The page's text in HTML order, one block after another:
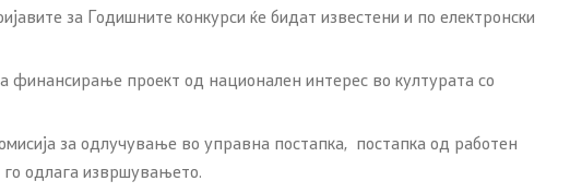
за Годишните конкурси ќе бидат известени и по електронски
финансирање проект од национален интерес во културата со
за одлучување во управна постапка, постапка од работен
одлага извршувањето.